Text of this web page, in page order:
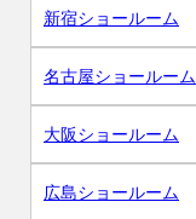
新宿ショールーム
名古屋ショールーム
大阪ショールーム
広島ショールーム